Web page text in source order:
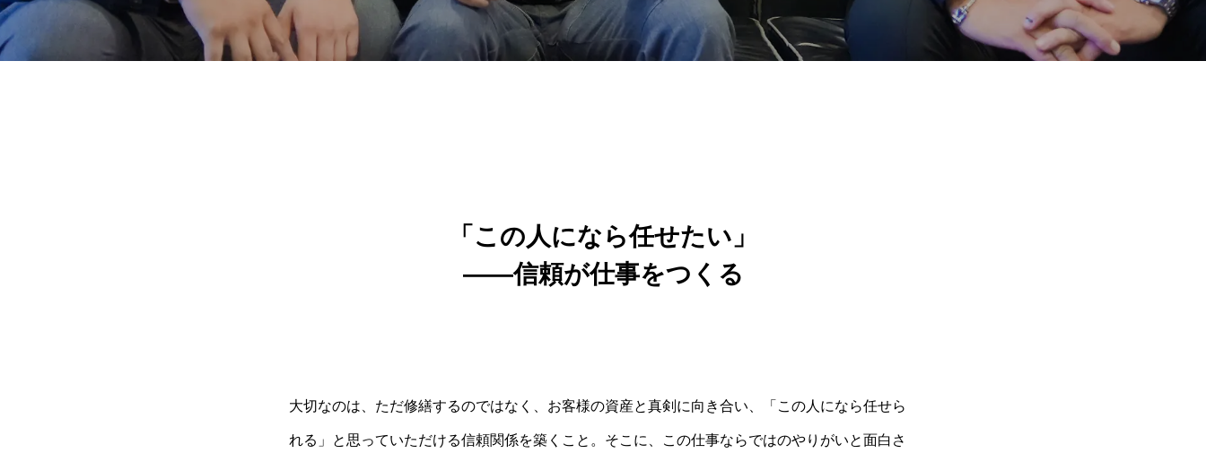
「この人になら任せたい」
――信頼が仕事をつくる
大切なのは、ただ修繕するのではなく、お客様の資産と真剣に向き合い、「この人になら任せら
れる」と思っていただける信頼関係を築くこと。そこに、この仕事ならではのやりがいと面白さ